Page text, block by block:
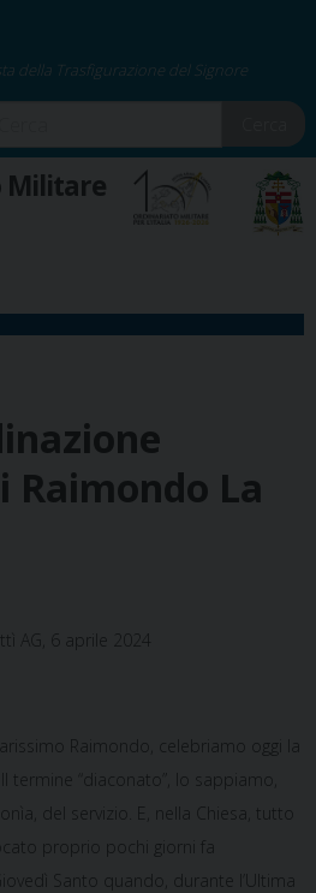
della Trasfigurazione del Signore
Militare
Raimondo La
AG, 6 aprile 2024
Raimondo, celebriamo oggi la
“diaconato”, lo sappiamo,
del servizio. E, nella Chiesa, tutto
proprio pochi giorni fa
Santo quando, durante l’Ultima